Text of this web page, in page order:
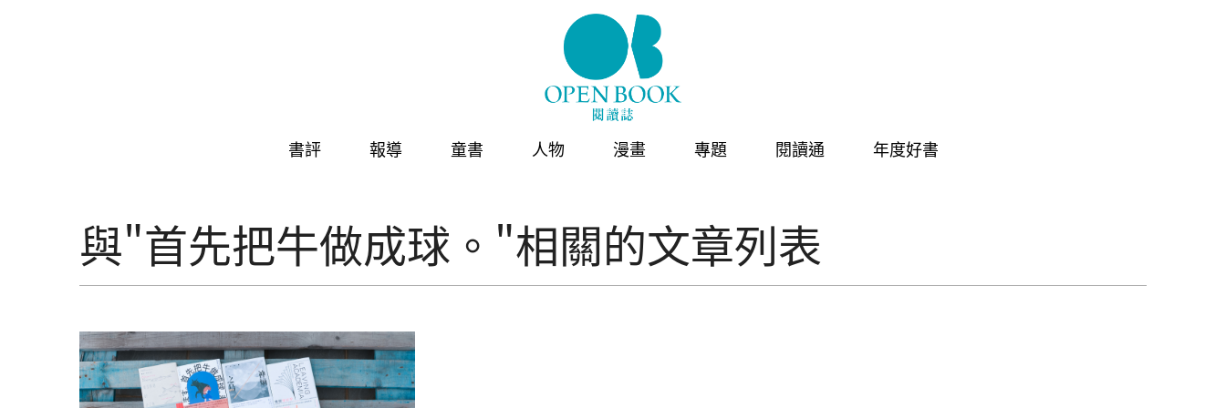
書評 報導 童書 人物 漫畫 專題 閱讀通 年度好書
與"首先把牛做成球。"相關的文章列表